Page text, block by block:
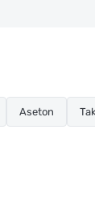
Aseton